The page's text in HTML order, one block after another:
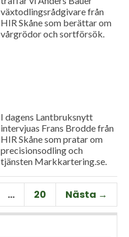
växtodlingsrådgivare från
HIR Skåne som berättar om
vårgrödor och sortförsök.
I dagens Lantbruksnytt
intervjuas Frans Brodde från
HIR Skåne som pratar om
precisionsodling och
tjänsten Markkartering.se.
nyhetsuppdatering med en
rapport från
spannmålsmarknaden.
… 20 Nästa →